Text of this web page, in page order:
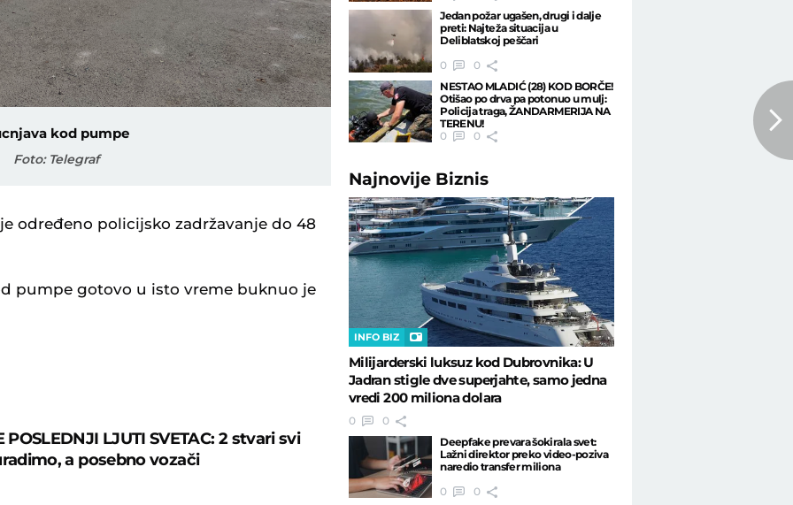
kod pumpe
Foto: Telegraf
određeno policijsko zadržavanje do 48
pumpe gotovo u isto vreme buknuo je
POSLEDNJI LJUTI SVETAC: 2 stvari svi
a posebno vozači
Jedan požar ugašen, drugi i dalje
preti: Najteža situacija u
Deliblatskoj peščari
0
0
NESTAO MLADIĆ (28) KOD BORČE!
Otišao po drva pa potonuo u mulj:
Policija traga, ŽANDARMERIJA NA
TERENU!
0
0
Najnovije Biznis
INFO BIZ
Milijarderski luksuz kod Dubrovnika: U
Jadran stigle dve superjahte, samo jedna
vredi 200 miliona dolara
0
0
Deepfake prevara šokirala svet:
Lažni direktor preko video-poziva
naredio transfer miliona
0
0